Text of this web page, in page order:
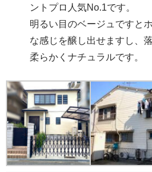
ントプロ人気No.1です。
明るい目のベージュですと
な感じを醸し出せますし、
柔らかくナチュラルです。